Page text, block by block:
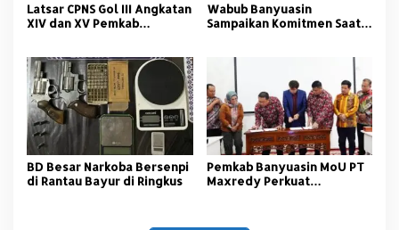
Latsar CPNS Gol III Angkatan
XIV dan XV Pemkab
Wabub Banyuasin
Sampaikan Komitmen Saat
BD Besar Narkoba Bersenpi
di Rantau Bayur di Ringkus
Pemkab Banyuasin MoU PT
Maxredy Perkuat